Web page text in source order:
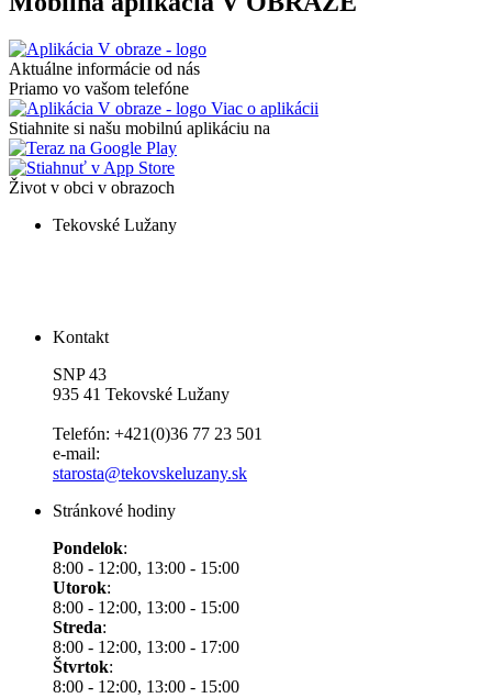
Aktuálne informácie od nás
Priamo vo vašom telefóne
Viac o aplikácii
Stiahnite si našu mobilnú aplikáciu na
Život v obci v obrazoch
Tekovské Lužany
Kontakt
SNP 43
935 41 Tekovské Lužany
Telefón: +421(0)36 77 23 501
e-mail:
starosta@tekovskeluzany.sk
Stránkové hodiny
Pondelok:
8:00 - 12:00, 13:00 - 15:00
Utorok:
8:00 - 12:00, 13:00 - 15:00
Streda:
8:00 - 12:00, 13:00 - 17:00
Štvrtok:
8:00 - 12:00, 13:00 - 15:00